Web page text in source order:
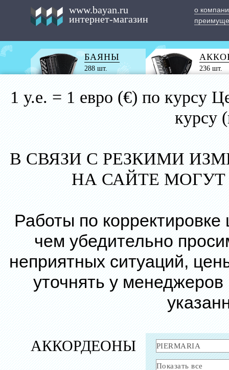
www.bayan.ru
интернет-магазин
о
БАЯНЫ
288 шт. 236 шт.
1 у.е. = 1 евро (€) по курсу
курсу
В СВЯЗИ С РЕЗКИМИ
НА САЙТЕ
Работы по
чем убедительно
неприятных ситуаций,
уточнять у
АККОРДЕОНЫ